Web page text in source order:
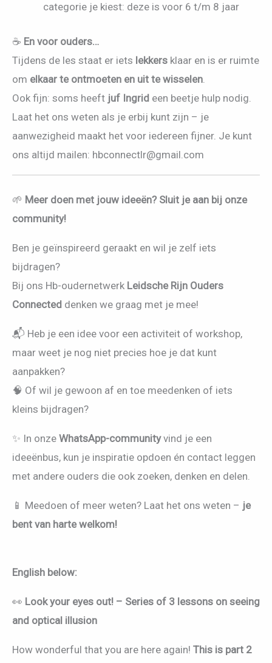
categorie je kiest: deze is voor 6 t/m 8 jaar
☕ En voor ouders…
Tijdens de les staat er iets lekkers klaar en is er ruimte
om elkaar te ontmoeten en uit te wisselen
Ook fijn: soms heeft juf Ingrid een beetje hulp nodig.
Laat het ons weten als je erbij kunt zijn – je
aanwezigheid maakt het voor iedereen fijner. Je kunt
ons altijd mailen: hbconnectlr@gmail.com
🌱 Meer doen met jouw ideeën? Sluit je aan bij onze
community!
Ben je geïnspireerd geraakt en wil je zelf iets
bijdragen?
Bij ons Hb-oudernetwerk Leidsche Rijn Ouders
Connected denken we graag met je mee!
📬 Heb je een idee voor een activiteit of workshop,
maar weet je nog niet precies hoe je dat kunt
aanpakken?
🧠 Of wil je gewoon af en toe meedenken of iets
kleins bijdragen?
✨ In onze WhatsApp-communityvind je een
ideeënbus, kun je inspiratie opdoen én contact leggen
met andere ouders die ook zoeken, denken en delen.
📱 Meedoen of meer weten? Laat het ons weten – je
bent van harte welkom!
English below:
👀 Look your eyes out! – Series of 3 lessons on seeing
and optical illusion
How wonderful that you are here again! This is part 2